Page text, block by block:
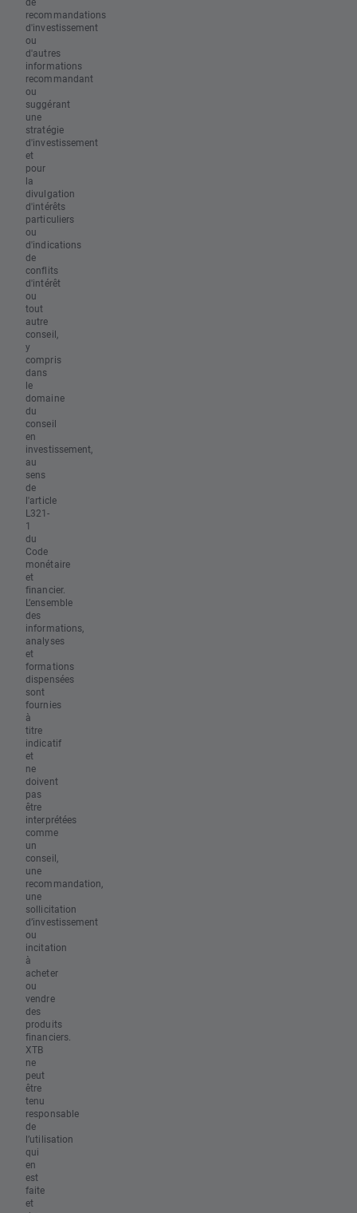
recommandations
d'investissement
ou
d'autres
informations
recommandant
ou
suggérant
une
stratégie
d'investissement
et
pour
la
divulgation
d'intérêts
particuliers
ou
d'indications
de
conflits
d'intérêt
ou
tout
autre
conseil,
y
compris
dans
le
domaine
du
conseil
en
investissement,
au
sens
de
l'article
L321-
1
du
Code
monétaire
et
financier.
L’ensemble
des
informations,
analyses
et
formations
dispensées
sont
fournies
à
titre
indicatif
et
ne
doivent
pas
être
interprétées
comme
un
conseil,
une
recommandation,
une
sollicitation
d’investissement
ou
incitation
à
acheter
ou
vendre
des
produits
financiers.
XTB
ne
peut
être
tenu
responsable
de
l’utilisation
qui
en
est
faite
et